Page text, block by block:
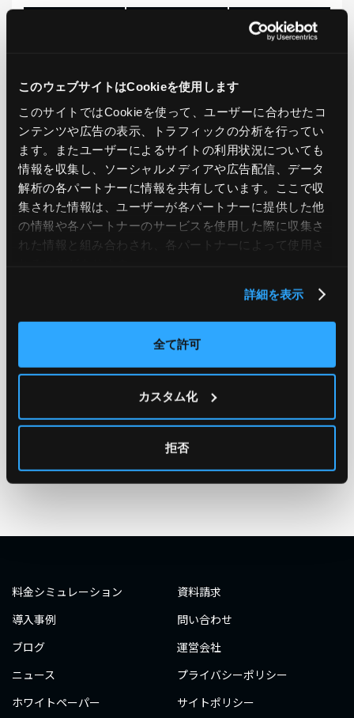
このウェブサイトはCookieを使用します
このサイトではCookieを使って、ユーザーに合わせたコ
ンテンツや広告の表示、トラフィックの分析を行ってい
ます。またユーザーによるサイトの利用状況についても
情報を収集し、ソーシャルメディアや広告配信、データ
解析の各パートナーに情報を共有しています。ここで収
集された情報は、ユーザーが各パートナーに提供した他
の情報や各パートナーのサービスを使用した際に収集さ
れた情報と組み合わされ、各パートナーによって使用さ
詳細を表示
全て許可
カスタム化
拒否
SHARE
PREV NEXT
BACK TO LIST
CATEGORY
AWS GCP Azure ON PREMISE
#エンジニア #AWS re:Invent 2019 #奮闘記
#構築
#自動化 #エンジニア
#ダミーダミー
#ダミー
タグ一覧へ
料金シミュレーション
導入事例
ブログ
ニュース
ホワイトペーパー
資料請求
問い合わせ
運営会社
プライバシーポリシー
サイトポリシー